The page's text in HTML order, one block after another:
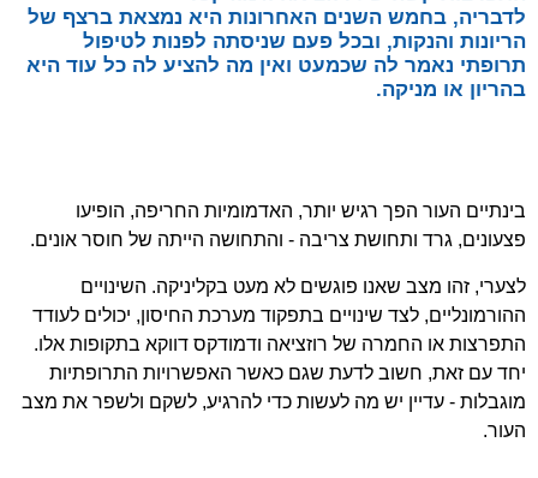
לדבריה, בחמש השנים האחרונות היא נמצאת ברצף של
הריונות והנקות, ובכל פעם שניסתה לפנות לטיפול
תרופתי נאמר לה שכמעט ואין מה להציע לה כל עוד היא
בהריון או מניקה.
בינתיים העור הפך רגיש יותר, האדמומיות החריפה, הופיעו
פצעונים, גרד ותחושת צריבה - והתחושה הייתה של חוסר אונים.
לצערי, זהו מצב שאנו פוגשים לא מעט בקליניקה. השינויים
ההורמונליים, לצד שינויים בתפקוד מערכת החיסון, יכולים לעודד
התפרצות או החמרה של רוזציאה ודמודקס דווקא בתקופות אלו.
יחד עם זאת, חשוב לדעת שגם כאשר האפשרויות התרופתיות
מוגבלות - עדיין יש מה לעשות כדי להרגיע, לשקם ולשפר את מצב
העור.